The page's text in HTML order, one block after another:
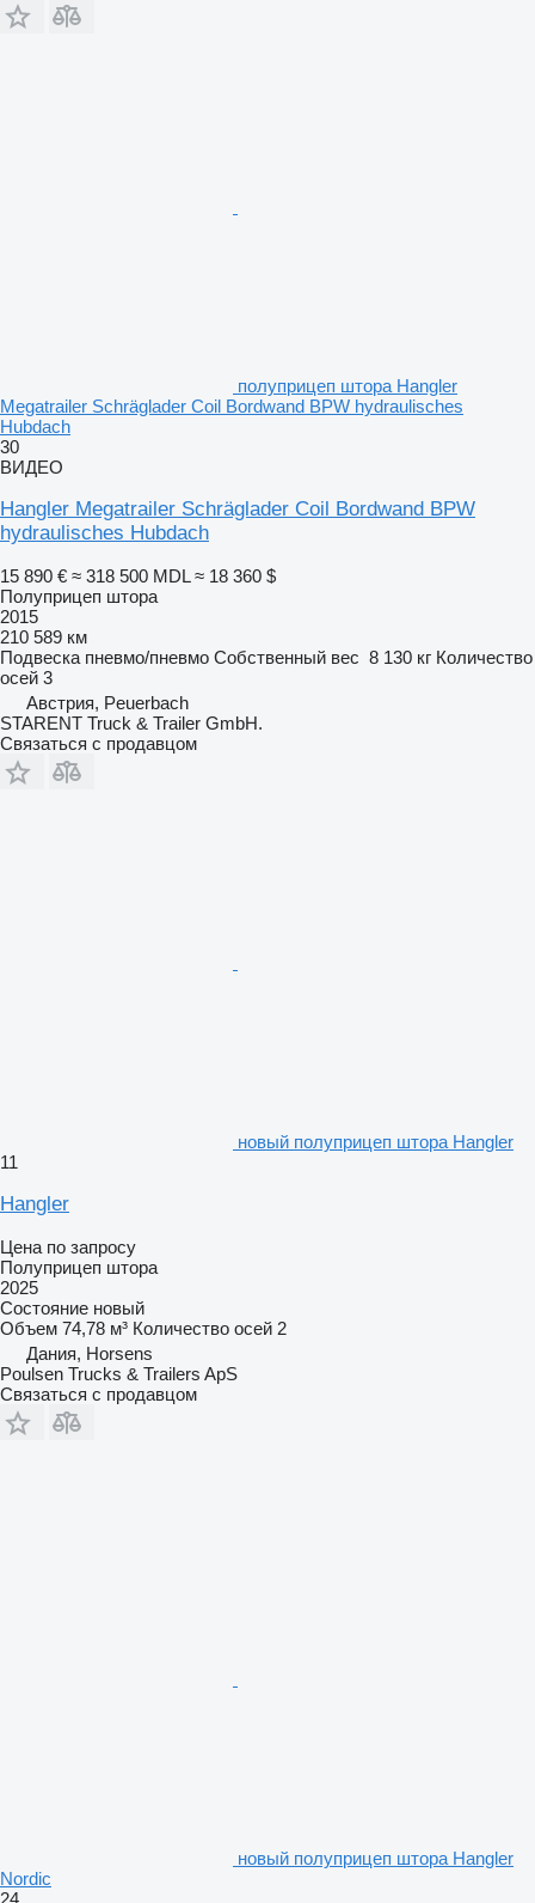
полуприцеп штора Hangler
Megatrailer Schräglader Coil Bordwand BPW hydraulisches
Hubdach
30
ВИДЕО
Hangler Megatrailer Schräglader Coil Bordwand BPW
hydraulisches Hubdach
15 890 € ≈ 318 500 MDL ≈ 18 360 $
Полуприцеп штора
2015
210 589 км
Подвеска пневмо/пневмо Собственный вес 8 130 кг Количество
осей 3
Австрия, Peuerbach
STARENT Truck & Trailer GmbH.
Связаться с продавцом
новый полуприцеп штора Hangler
11
Hangler
Цена по запросу
Полуприцеп штора
2025
Состояние новый
Объем 74,78 м³ Количество осей 2
Дания, Horsens
Poulsen Trucks & Trailers ApS
Связаться с продавцом
новый полуприцеп штора Hangler
Nordic
24